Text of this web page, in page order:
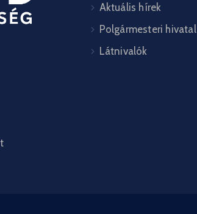
Aktuális hírek
Polgármesteri hivatal
Látnivalók